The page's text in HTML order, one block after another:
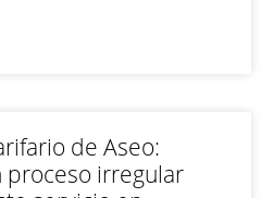
de Aseo:
irregular